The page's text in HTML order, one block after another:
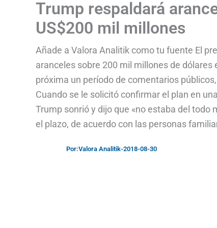
Trump respaldará
US$200 mil millones
Añade a Valora Analitik como tu fuente El
aranceles sobre 200 mil millones de
próxima un período de comentarios
Cuando se le solicitó confirmar el plan en
Trump sonrió y dijo que «no estaba del todo
el plazo, de acuerdo con las personas
Por:Valora Analitik-2018-08-30